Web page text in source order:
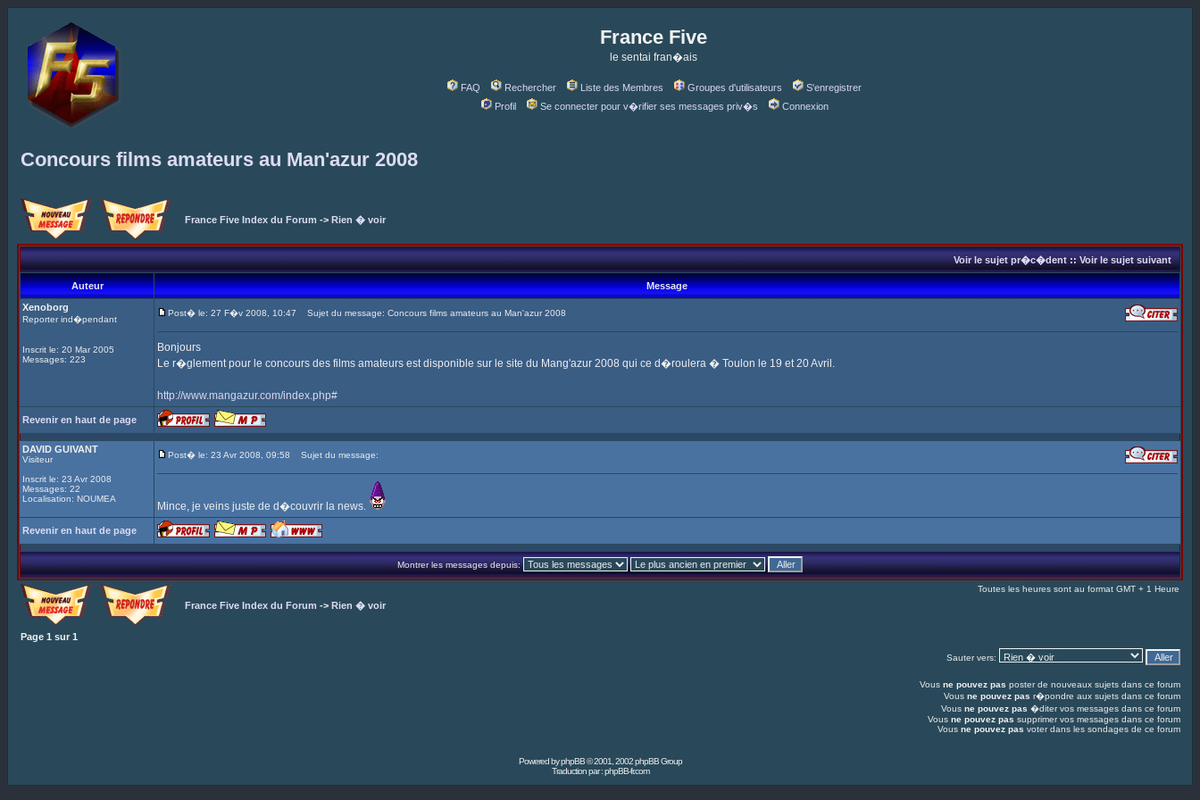
France Five
le sentai fran�ais
FAQ Rechercher Liste des Membres Groupes d'utilisateurs
S'enregistrer
Profil
Se connecter pour v�rifier ses messages priv�s Connexion
Concours films amateurs au Man'azur 2008
France Five Index du Forum -> Rien � voir
Voir le sujet pr�c�dent::Voir le sujet suivant
Auteur
Message
Xenoborg
Reporter ind�pendant
Inscrit le: 20 Mar 2005
Messages: 223
Post� le: 27 F�v 2008, 10:47 Sujet du message: Concours films amateurs au Man'azur 2008
Bonjours
Le r�glement pour le concours des films amateurs est disponible sur le site du Mang'azur 2008 qui ce d�roulera � Toulon le 19 et 20 Avril.
http://www.mangazur.com/index.php#
Revenir en haut de page
DAVID GUIVANT
Visiteur
Inscrit le: 23 Avr 2008
Messages: 22
Localisation: NOUMEA
Post� le: 23 Avr 2008, 09:58 Sujet du message:
Mince, je veins juste de d�couvrir la news.
Revenir en haut de page
Montrer les messages depuis:
France Five Index du Forum -> Rien � voir
Toutes les heures sont au format GMT + 1 Heure
Page 1 sur 1
Sauter vers:
Vous ne pouvez pas poster de nouveaux sujets dans ce forum
Vous ne pouvez pas r�pondre aux sujets dans ce forum
Vous ne pouvez pas �diter vos messages dans ce forum
Vous ne pouvez pas supprimer vos messages dans ce forum
Vous ne pouvez pas voter dans les sondages de ce forum
Powered byphpBB© 2001, 2002 phpBB Group
Traduction par :phpBB-fr.com